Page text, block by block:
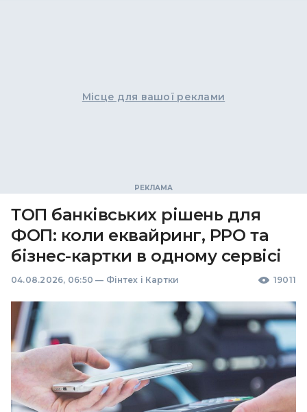
Місце для вашої реклами
ТОП банківських рішень для
ФОП: коли еквайринг, РРО та
бізнес-картки в одному сервісі
04.08.2026, 06:50 — Фінтех і Картки 19011